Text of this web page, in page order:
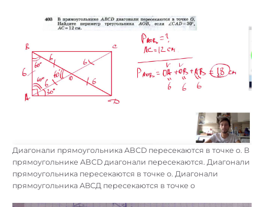
Диагонали прямоугольника ABCD пересекаются в точке о. В
прямоугольнике ABCD диагонали пересекаются. Диагонали
прямоугольника пересекаются в точке о. Диагонали
прямоугольника АВСД пересекаются в точке о